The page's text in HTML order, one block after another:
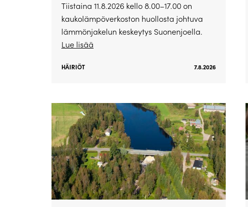
Tiistaina 11.8.2026 kello 8.00–17.00 on
kaukolämpöverkoston huollosta johtuva
lämmönjakelun keskeytys Suonenjoella.
Lue lisää
HÄIRIÖT 7.8.2026